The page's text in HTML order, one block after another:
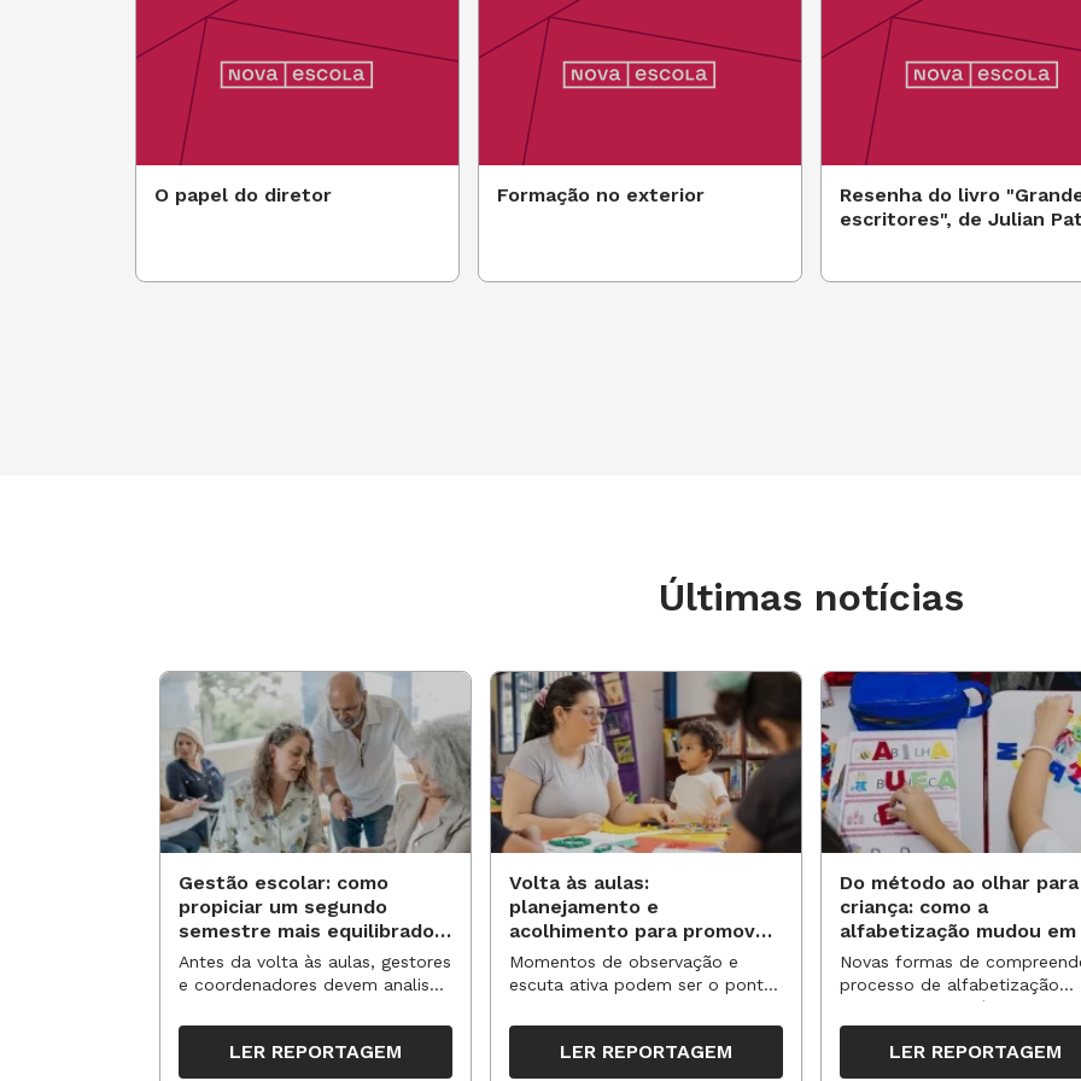
O papel do diretor Formação no exterior
Resenha do livro
escritores", de Julian
Últimas notícias
Gestão escolar: como
propiciar um segundo
semestre mais equilibrado
para os professores?
Antes da volta às aulas, gestores
e coordenadores devem analisar
organizar ações para orientar o
trabalho pedagógico ao longo
do período
LER REPORTAGEM
Volta às aulas:
planejamento e
acolhimento para promover
novas aprendizagens
Momentos de observação e
escuta ativa podem ser o ponto
tempos, espaços e propostas no
segundo semestre
LER REPORTAGEM
Do método ao olhar para
criança: como a
alfabetização mudou em
anos?
Novas formas de
processo de alfabetização
influenciaram políticas e
práticas, transformando o
da leitura e da escrita
LER REPORTAGEM